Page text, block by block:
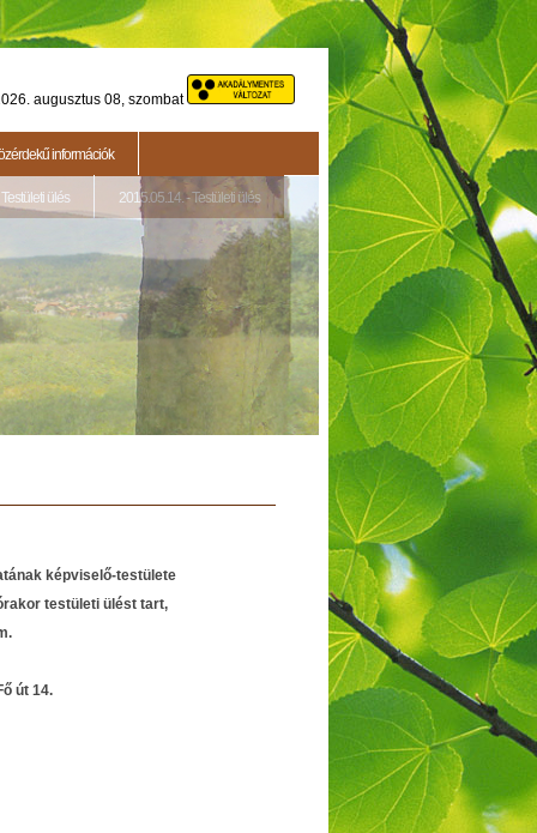
augusztus 08, szombat
információk
ülés 2015.05.14. - Testületi ülés
képviselő-testülete
testületi ülést tart,
út 14.